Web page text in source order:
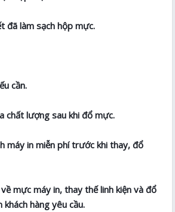
đã làm sạch hộp mực.
cần.
chất lượng sau khi đổ mực.
máy in miễn phí trước khi thay, đổ
mực máy in, thay thế linh kiện và đổ
hàng yêu cầu.